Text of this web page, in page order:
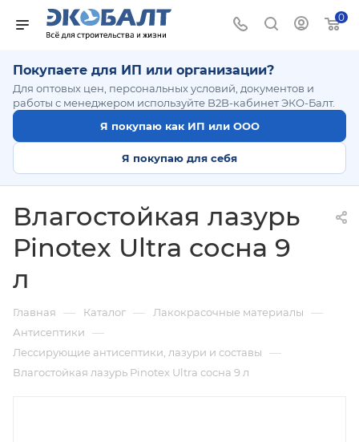
0
Покупаете для ИП или организации?
Для оптовых цен, персональных условий, документов и
работы с менеджером используйте B2B-кабинет ЭКО-Балт.
Я покупаю как ИП или ООО
Я покупаю для себя
Влагостойкая лазурь
Pinotex Ultra сосна 9
л
Главная — Каталог — Лакокрасочные материалы —
Антисептики —
Лессирующие антисептики, лазури и составы —
Влагостойкая лазурь Pinotex Ultra сосна 9 л